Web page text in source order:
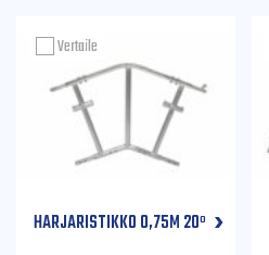
HARJARISTIKKO 0,75M 20º
Vertaile